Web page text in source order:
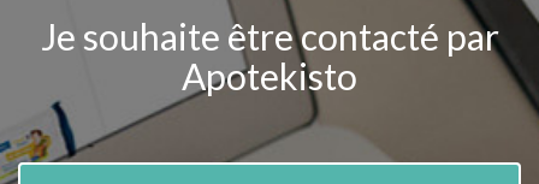
Je souhaite être contacté par
Apotekisto